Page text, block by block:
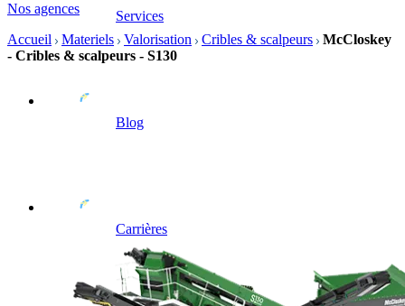
Services
Blog
Carrières
Nos agences
Accueil
Materiels Valorisation Cribles & scalpeurs
McCloskey
- Cribles & scalpeurs - S130